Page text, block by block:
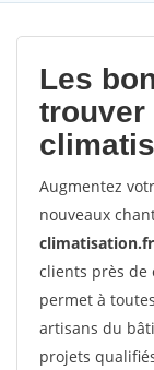
Les
trouver
Augmentez
nouveaux
climatisation.fr
clients près de
permet à
artisans du
projets